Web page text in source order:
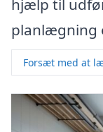
hjælp til
planlægning
Forsæt med at